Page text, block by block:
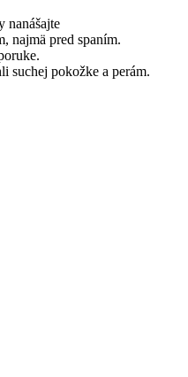
nanášajte
najmä pred spaním.
suchej pokožke a perám.